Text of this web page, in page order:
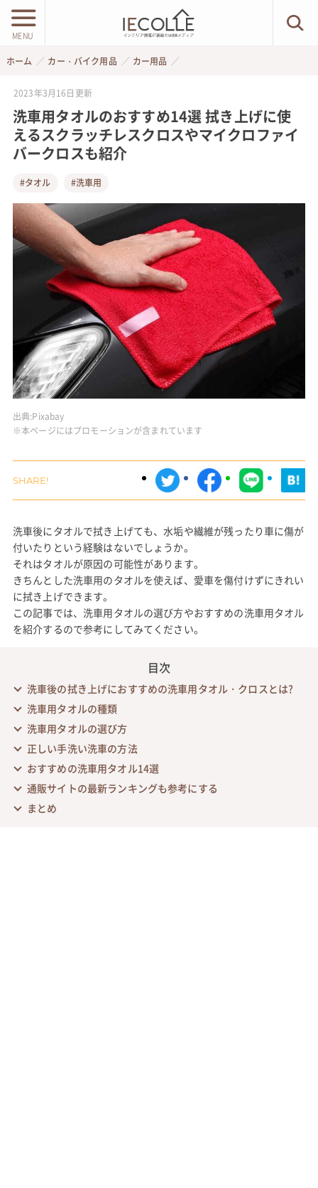
MENU
ホーム カー・バイク用品 カー用品
2023年3月16日 更新
洗車用タオルのおすすめ14選 拭き上げに使
えるスクラッチレスクロスやマイクロファイ
バークロスも紹介
#タオル #洗車用
出典:Pixabay
※本ページにはプロモーションが含まれています
洗車後にタオルで拭き上げても、水垢や繊維が残ったり車に傷が
付いたりという経験はないでしょうか。
それはタオルが原因の可能性があります。
きちんとした洗車用のタオルを使えば、愛車を傷付けずにきれい
に拭き上げできます。
この記事では、洗車用タオルの選び方やおすすめの洗車用タオル
を紹介するので参考にしてみてください。
目次
洗車後の拭き上げにおすすめの洗車用タオル・クロスとは?
洗車用タオルの種類
洗車用タオルの選び方
正しい手洗い洗車の方法
おすすめの洗車用タオル14選
通販サイトの最新ランキングも参考にする
まとめ